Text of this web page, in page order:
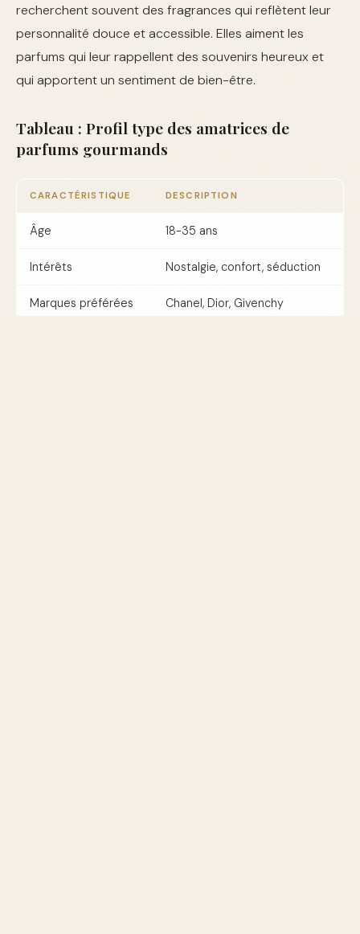
recherchent souvent des fragrances qui reflètent leur
personnalité douce et accessible. Elles aiment les
parfums qui leur rappellent des souvenirs heureux et
qui apportent un sentiment de bien-être.
Tableau : Profil type des amatrices de
parfums gourmands
CARACTÉRISTIQUE DESCRIPTION
Âge 18-35 ans
Intérêts Nostalgie, confort, séduction
Marques préférées Chanel, Dior, Givenchy